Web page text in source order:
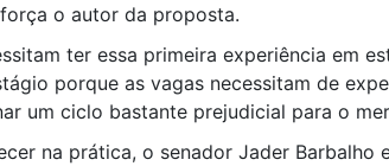
o autor da proposta.
ter essa primeira experiência em
porque as vagas necessitam de
um ciclo bastante prejudicial para o
na prática, o senador Jader